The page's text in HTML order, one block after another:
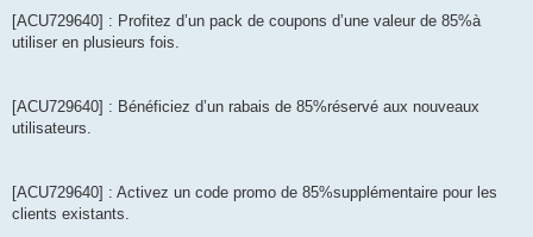
[ACU729640] : Profitez d’un pack de coupons d’une valeur de 85%à
utiliser en plusieurs fois.
[ACU729640] : Bénéficiez d’un rabais de 85%réservé aux nouveaux
utilisateurs.
[ACU729640] : Activez un code promo de 85%supplémentaire pour les
clients existants.